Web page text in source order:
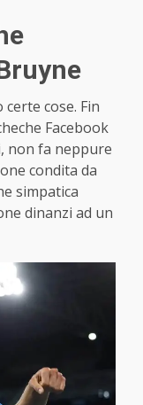
cose. Fin
Facebook
non fa neppure
condita da
simpatica
dinanzi ad un